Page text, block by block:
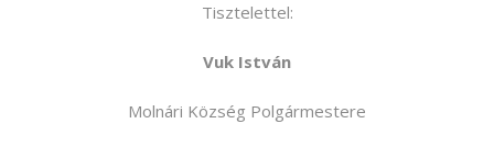
Tisztelettel:
Vuk István
Molnári Község Polgármestere